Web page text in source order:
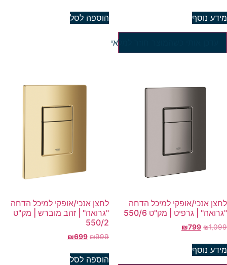
נוסף
עדכן אותי כשהמוצר חוזר למלאי
הוספה לסל
אנכי/אופקי למיכל הדחה
| גרפיט | מק"ט 550/6
₪
₪799
נוסף
לחצן אנכי/אופקי למיכל הדחה
"גרואה" | זהב מוברש | מק"ט
550/2
₪999
₪699
הוספה לסל